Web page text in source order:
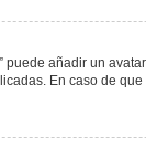
puede añadir un
En caso de